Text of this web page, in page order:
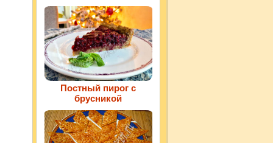
Постный пирог с
брусникой